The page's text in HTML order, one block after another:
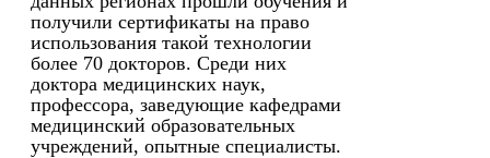
получили сертификаты на право
использования такой технологии
более 70 докторов. Среди них
доктора медицинских наук,
профессора, заведующие кафедрами
медицинский образовательных
учреждений, опытные специалисты.